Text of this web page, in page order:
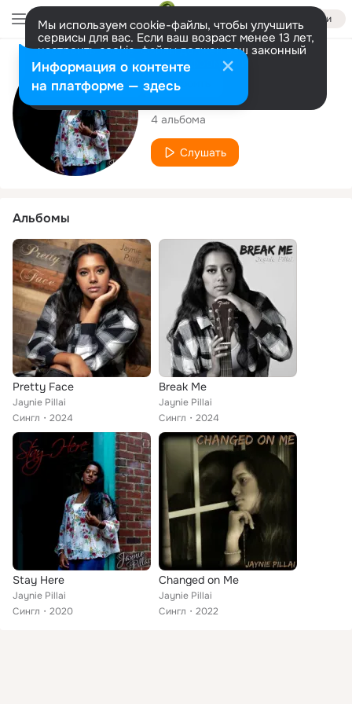
Войти
Мы используем cookie-файлы, чтобы улучшить
сервисы для вас. Если ваш возраст менее 13 лет,
настроить cookie-файлы должен ваш законный
представитель. Больше информации
Разрешить все Настроить
Исполнитель
Jaynie Pillai
4 альбома
Слушать
Альбомы
Pretty Face
Jaynie Pillai
Сингл
2024
Break Me
Jaynie Pillai
Сингл
2024
Stay Here
Jaynie Pillai
Сингл
2020
Changed on Me
Jaynie Pillai
Сингл
2022
Информация о контенте
на платформе — здесь